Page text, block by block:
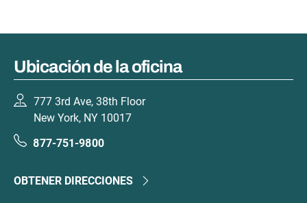
Ubicación de la oficina
777 3rd Ave, 38th Floor
New York, NY 10017
877-751-9800
OBTENER DIRECCIONES